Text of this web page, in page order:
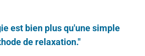
est bien plus qu'une simple
de relaxation."